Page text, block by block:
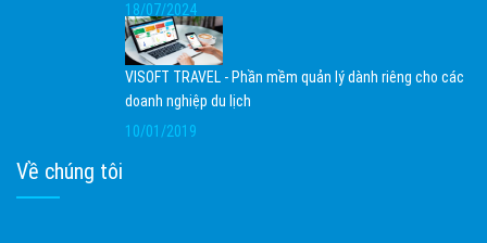
18/07/2024
VISOFT TRAVEL - Phần mềm quản lý dành riêng cho các
doanh nghiệp du lịch
10/01/2019
Về chúng tôi